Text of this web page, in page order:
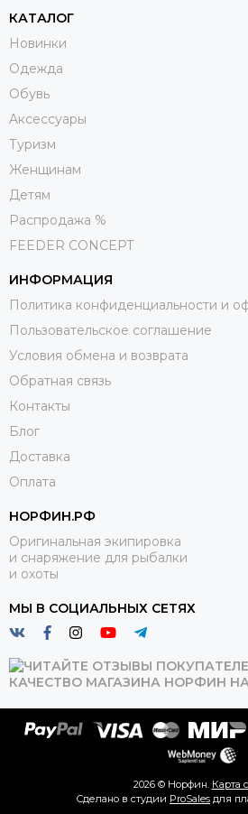
КАТАЛОГ
Новинки
Одежда
Обувь
Aксессуары
Туризм
Женщинам
Детям
Распродажа %
FEEDER CONCEPT
ИНФОРМАЦИЯ
Политика конфиденциальности и
Пользовательское соглашение
Условия обмена и возврата
Обратная связь
Контакты
Блог
Доставка
Оплата
НОРФИН.РФ
Оригинальная экипировка
и снаряжение для рыбалки
и охоты
МЫ В СОЦИАЛЬНЫХ СЕТЯХ
2026 © Норфин. Карта
Сделано в студии ProSales для